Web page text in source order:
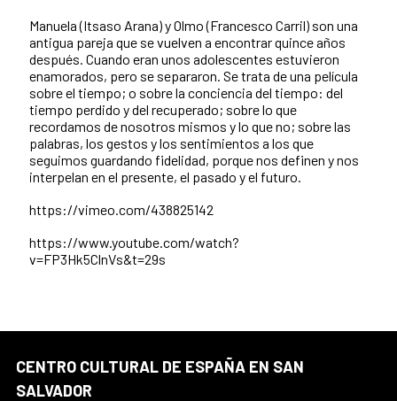
Manuela (Itsaso Arana) y Olmo (Francesco Carril) son una
antigua pareja que se vuelven a encontrar quince años
después. Cuando eran unos adolescentes estuvieron
enamorados, pero se separaron. Se trata de una película
sobre el tiempo; o sobre la conciencia del tiempo: del
tiempo perdido y del recuperado; sobre lo que
recordamos de nosotros mismos y lo que no; sobre las
palabras, los gestos y los sentimientos a los que
seguimos guardando fidelidad, porque nos definen y nos
interpelan en el presente, el pasado y el futuro.
https://vimeo.com/438825142
https://www.youtube.com/watch?
v=FP3Hk5ClnVs&t=29s
CENTRO CULTURAL DE ESPAÑA EN SAN
SALVADOR